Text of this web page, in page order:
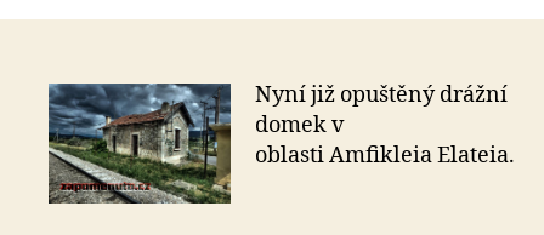
domek
Amfikleia
Elateia
Nyní již opuštěný drážní
domek v
oblasti Amfikleia Elateia.